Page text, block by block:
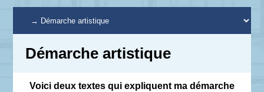
Démarche artistique
Voici deux textes qui expliquent ma démarche